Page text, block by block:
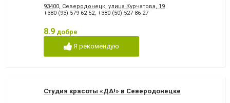
93400, Северодонецк, улица Курчатова, 19
+380 (93) 579-62-52, +380 (50) 527-86-27
8.9 добре
Я рекомендую
Студия красоты «ДА!» в Северодонецке